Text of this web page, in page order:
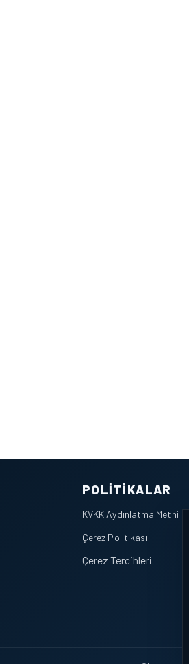
POLITIKALAR
KVKK Aydınlatma Metni
Çerez Politikası
Çerez Tercihleri